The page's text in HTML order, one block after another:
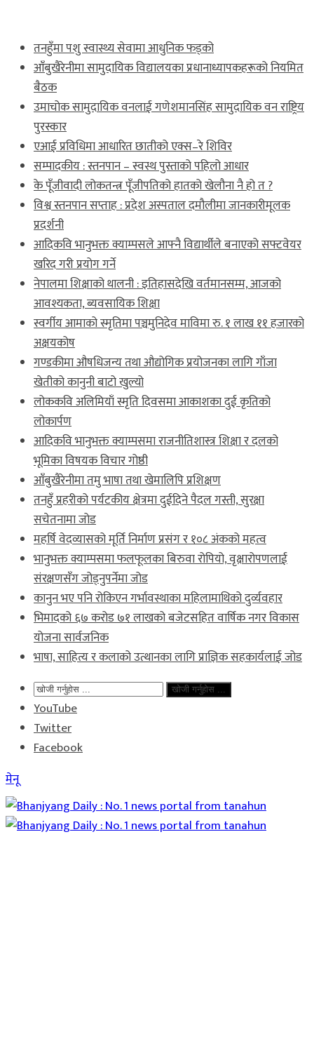
तनहुँमा पशु स्वास्थ्य सेवामा आधुनिक फड्को
आँबुखैरेनीमा सामुदायिक विद्यालयका प्रधानाध्यापकहरूको नियमित
बैठक
उमाचोक सामुदायिक वनलाई गणेशमानसिंह सामुदायिक वन राष्ट्रिय
पुरस्कार
एआई प्रविधिमा आधारित छातीको एक्स–रे शिविर
सम्पादकीय : स्तनपान – स्वस्थ पुस्ताको पहिलो आधार
के पूँजीवादी लोकतन्त्र पूँजीपतिको हातको खेलौना नै हो त ?
विश्व स्तनपान सप्ताह : प्रदेश अस्पताल दमौलीमा जानकारीमूलक
प्रदर्शनी
आदिकवि भानुभक्त क्याम्पसले आफ्नै विद्यार्थीले बनाएको सफ्टवेयर
खरिद गरी प्रयोग गर्ने
नेपालमा शिक्षाको थालनी : इतिहासदेखि वर्तमानसम्म, आजको
आवश्यकता, ब्यवसायिक शिक्षा
स्वर्गीय आमाको स्मृतिमा पञ्चमुनिदेव माविमा रु. १ लाख ११ हजारको
अक्षयकोष
गण्डकीमा औषधिजन्य तथा औद्योगिक प्रयोजनका लागि गाँजा
खेतीको कानुनी बाटो खुल्यो
लोककवि अलिमियाँ स्मृति दिवसमा आकाशका दुई कृतिको
लोकार्पण
आदिकवि भानुभक्त क्याम्पसमा राजनीतिशास्त्र शिक्षा र दलको
भूमिका विषयक विचार गोष्ठी
आँबुखैरेनीमा तमु भाषा तथा खेमालिपि प्रशिक्षण
तनहुँ प्रहरीको पर्यटकीय क्षेत्रमा दुईदिने पैदल गस्ती, सुरक्षा
सचेतनामा जोड
महर्षि वेदव्यासको मूर्ति निर्माण प्रसंग र १०८ अंकको महत्व
भानुभक्त क्याम्पसमा फलफूलका बिरुवा रोपियो, वृक्षारोपणलाई
संरक्षणसँग जोड्नुपर्नेमा जोड
कानुन भए पनि रोकिएन गर्भावस्थाका महिलामाथिको दुर्व्यवहार
भिमादको ६७ करोड ७१ लाखको बजेटसहित वार्षिक नगर विकास
योजना सार्वजनिक
भाषा, साहित्य र कलाको उत्थानका लागि प्राज्ञिक सहकार्यलाई जोड
खोजी गर्नुहोस ...
YouTube
Twitter
Facebook
मेनू